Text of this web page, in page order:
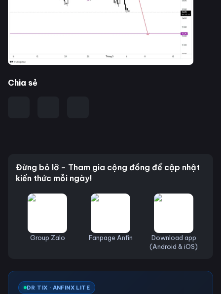
Chia sẻ
Đừng bỏ lỡ – Tham gia cộng đồng để cập nhật
kiến thức mỗi ngày!
Group Zalo Fanpage Anfin
Download app
(Android & iOS)
DR TIX · ANFINX LITE